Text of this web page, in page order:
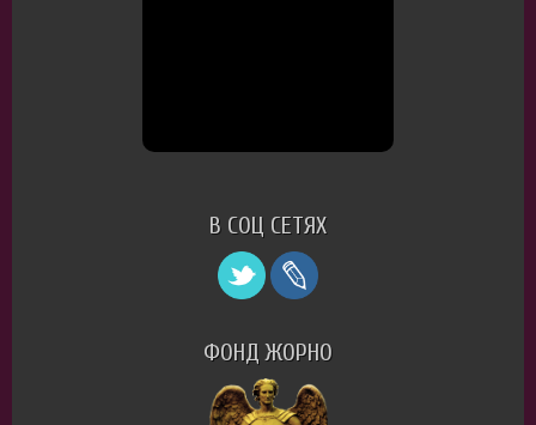
В СОЦ СЕТЯХ
ФОНД ЖОРНО